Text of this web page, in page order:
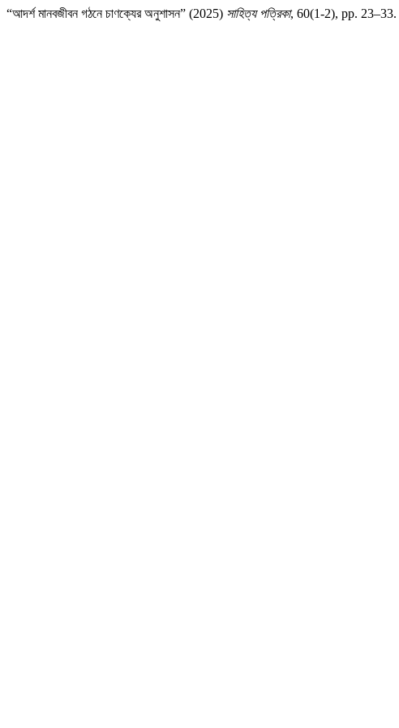
“আদর্শ মানবজীবন গঠনে চাণক্যের অনুশাসন” (2025) সাহিত্য পত্রিকা, 60(1-2), pp. 23–33.